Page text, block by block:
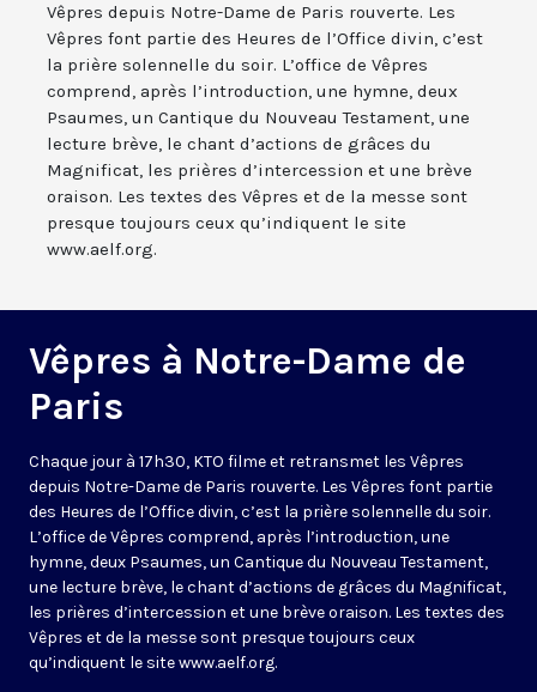
Vêpres depuis Notre-Dame de Paris rouverte. Les
Vêpres font partie des Heures de l’Office divin, c’est
la prière solennelle du soir. L’office de Vêpres
comprend, après l’introduction, une hymne, deux
Psaumes, un Cantique du Nouveau Testament, une
lecture brève, le chant d’actions de grâces du
Magnificat, les prières d’intercession et une brève
oraison. Les textes des Vêpres et de la messe sont
presque toujours ceux qu’indiquent le site
www.aelf.org.
Vêpres à Notre-Dame de
Paris
Chaque jour à 17h30, KTO filme et retransmet les Vêpres
depuis Notre-Dame de Paris rouverte. Les Vêpres font partie
des Heures de l’Office divin, c’est la prière solennelle du soir.
L’office de Vêpres comprend, après l’introduction, une
hymne, deux Psaumes, un Cantique du Nouveau Testament,
une lecture brève, le chant d’actions de grâces du Magnificat,
les prières d’intercession et une brève oraison. Les textes des
Vêpres et de la messe sont presque toujours ceux
qu’indiquent le sitewww.aelf.org.